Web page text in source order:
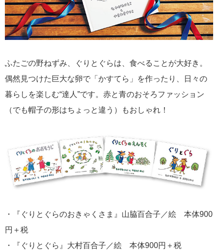
ふたごの野ねずみ、ぐりとぐらは、食べることが大好き。
偶然見つけた巨大な卵で「かすてら」を作ったり、日々の
暮らしを楽しむ“達人”です。赤と青のおそろファッション
（でも帽子の形はちょっと違う）もおしゃれ！
・『ぐりとぐらのおきゃくさま』山脇百合子／絵 本体900
円＋税
・『ぐりとぐら』大村百合子／絵 本体900円＋税